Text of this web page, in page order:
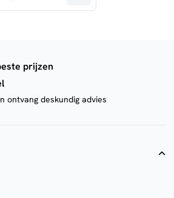
prijzen
ontvang deskundig advies